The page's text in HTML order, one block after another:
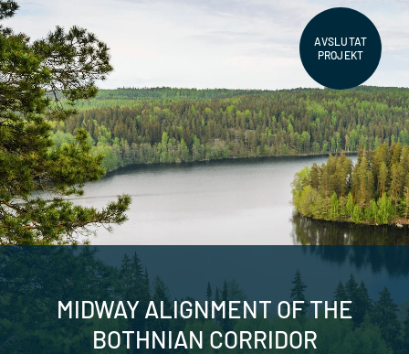
AVSLUTAT
PROJEKT
MIDWAY ALIGNMENT OF THE
BOTHNIAN CORRIDOR